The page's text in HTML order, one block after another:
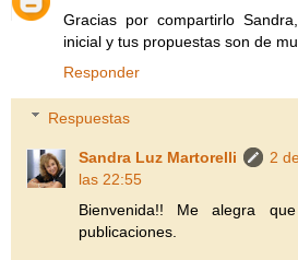
Gracias por compartirlo
inicial y tus propuestas son de
Responder
Respuestas
Sandra Luz Martorelli
2
las 22:55
Bienvenida!! Me alegra
publicaciones.